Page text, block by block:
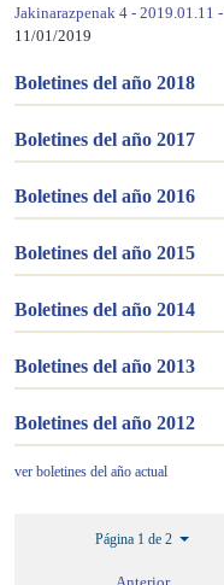
Jakinarazpenak 4 - 2019.01.11 -
11/01/2019
Boletines del año 2018
Boletines del año 2017
Boletines del año 2016
Boletines del año 2015
Boletines del año 2014
Boletines del año 2013
Boletines del año 2012
ver boletines del año actual
Página 1 de 2